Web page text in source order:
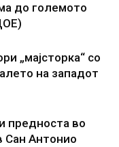
до големото
„мајсторка“ со
на западот
предноста во
Сан Антонио